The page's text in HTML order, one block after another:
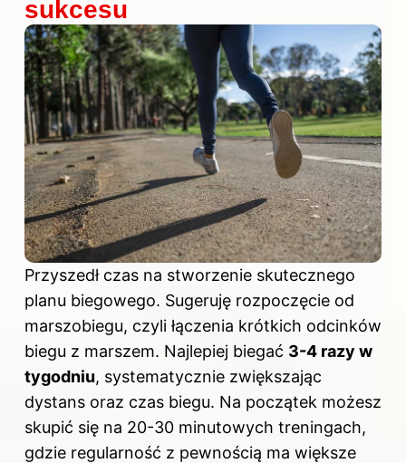
sukcesu
Przyszedł czas na stworzenie skutecznego
planu biegowego. Sugeruję rozpoczęcie od
marszobiegu, czyli łączenia krótkich odcinków
biegu z marszem. Najlepiej biegać 3-4 razy w
tygodniu, systematycznie zwiększając
dystans oraz czas biegu. Na początek możesz
skupić się na 20-30 minutowych treningach,
gdzie regularność z pewnością ma większe